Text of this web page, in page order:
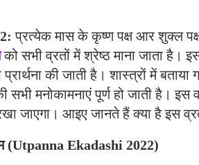
प्रत्येक मास के कृष्ण पक्ष आर शुक्ल
को सभी व्रतों में श्रेष्ठ माना जाता है।
की जाती है। शास्त्रों में
सभी मनोकामनाएं पूर्ण हो जाती है। इस
जाएगा। आइए जानते हैं क्या है इस
(Utpanna Ekadashi 2022)